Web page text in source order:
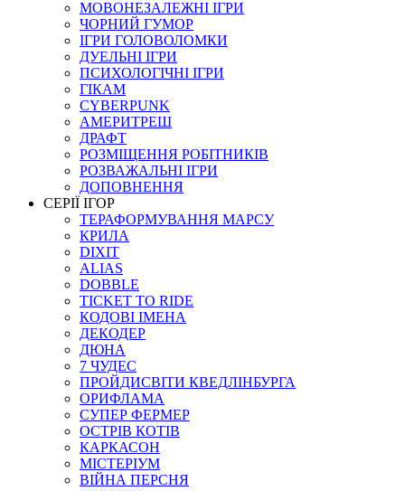
МОВОНЕЗАЛЕЖНІ ІГРИ
ЧОРНИЙ ГУМОР
ІГРИ ГОЛОВОЛОМКИ
ДУЕЛЬНІ ІГРИ
ПСИХОЛОГІЧНІ ІГРИ
ГІКАМ
CYBERPUNK
АМЕРИТРЕШ
ДРАФТ
РОЗМІЩЕННЯ РОБІТНИКІВ
РОЗВАЖАЛЬНІ ІГРИ
ДОПОВНЕННЯ
СЕРІЇ ІГОР
ТЕРАФОРМУВАННЯ МАРСУ
КРИЛА
DIXIT
ALIAS
DOBBLE
TICKET TO RIDE
КОДОВІ ІМЕНА
ДЕКОДЕР
ДЮНА
7 ЧУДЕС
ПРОЙДИСВІТИ КВЕДЛІНБУРГА
ОРИФЛАМА
СУПЕР ФЕРМЕР
ОСТРІВ КОТІВ
КАРКАСОН
МІСТЕРІУМ
ВІЙНА ПЕРСНЯ